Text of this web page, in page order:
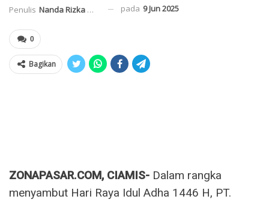
Penulis Nanda Rizka Mahendra pada 9 Jun 2025
0
Bagikan
ZONAPASAR.COM, CIAMIS- Dalam rangka
menyambut Hari Raya Idul Adha 1446 H, PT.